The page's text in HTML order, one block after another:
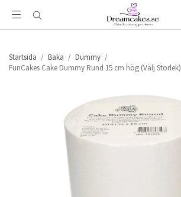
Startsida / Baka / Dummy /
FunCakes Cake Dummy Rund 15 cm hög (Välj Storlek)